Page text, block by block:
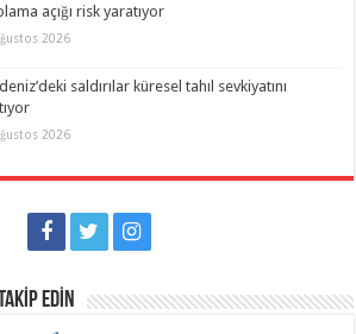
açığı risk yaratıyor
2026
saldırılar küresel tahıl sevkiyatını
2026
EDİN